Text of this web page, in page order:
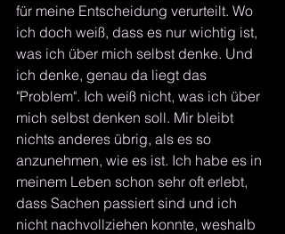
für meine Entscheidung verurteilt. Wo
ich doch weiß, dass es nur wichtig ist,
was ich über mich selbst denke. Und
ich denke, genau da liegt das
"Problem". Ich weiß nicht, was ich über
mich selbst denken soll. Mir bleibt
nichts anderes übrig, als es so
anzunehmen, wie es ist. Ich habe es in
meinem Leben schon sehr oft erlebt,
dass Sachen passiert sind und ich
nicht nachvollziehen konnte, weshalb